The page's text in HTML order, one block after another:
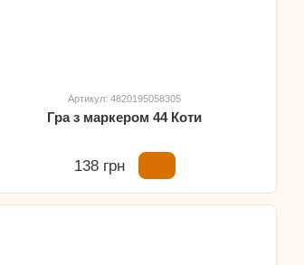
Артикул: 4820195058305
Гра з маркером 44 Коти
138 грн